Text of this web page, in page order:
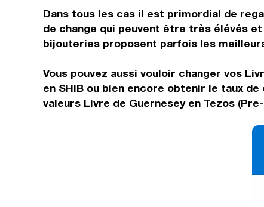
Dans tous les cas il est primordial de
de change qui peuvent être très élévés
bijouteries proposent parfois les
Vous pouvez aussi vouloir changer vos
en SHIB ou bien encore obtenir le taux
valeurs Livre de Guernesey en Tezos